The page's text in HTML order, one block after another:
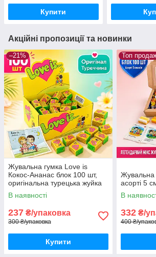
Купити
Акційні пропозиції та новинки
–21%
Жувальна гумка Love is
Кокос-Ананас блок 100 шт,
оригінальна турецька жуйка
Лав із у жовтій коробці з
вкладишами
В наявності
237 ₴/упаковка
300 ₴/упаковка
Купити
Топ
Жувальна
асорті 5
В
332 ₴/
400 ₴/